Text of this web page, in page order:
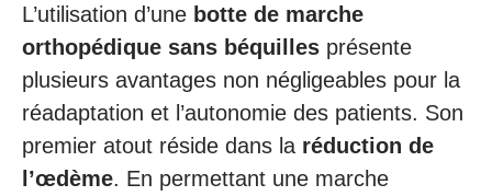
L’utilisation d’une botte de marche
orthopédique sans béquilles présente
plusieurs avantages non négligeables pour la
réadaptation et l’autonomie des patients. Son
premier atout réside dans la réduction de
l’œdème. En permettant une marche